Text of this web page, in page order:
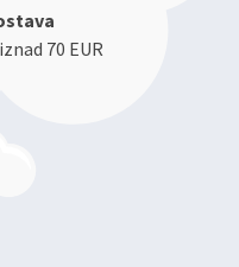
70 EUR